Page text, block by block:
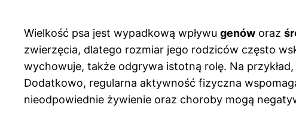
Wielkość psa jest wypadkową wpływu genów oraz
zwierzęcia, dlatego rozmiar jego rodziców często
wychowuje, także odgrywa istotną rolę. Na przykład,
Dodatkowo, regularna aktywność fizyczna
nieodpowiednie żywienie oraz choroby mogą